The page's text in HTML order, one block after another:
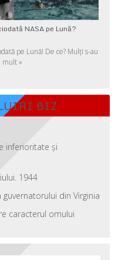
NASA pe Lună?
pe Lună! De ce? Mulţi s-au
mult »
BIZ
inferioritate şi
1944
din Virginia
caracterul omului